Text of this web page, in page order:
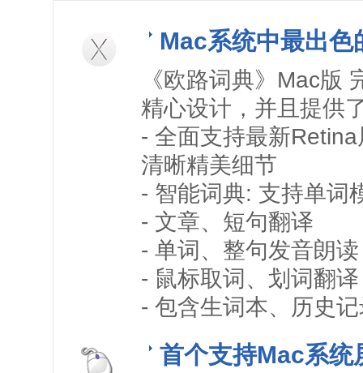
Mac系统中最出色
《欧路词典》Mac版
精心设计，并且提供
- 全面支持最新
清晰精美细节
- 智能词典: 支持单词
- 文章、短句翻译
- 单词、整句发音朗读
- 鼠标取词、划词翻译
- 包含生词本、历史
首个支持Mac系统